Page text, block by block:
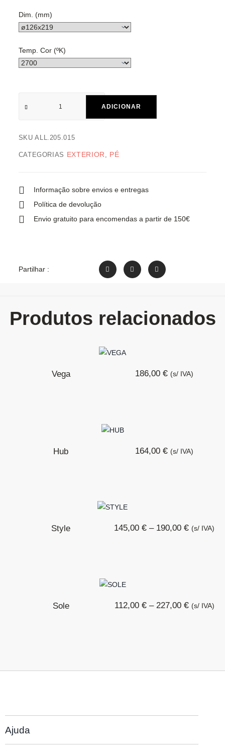
Dim. (mm)
Temp. Cor (ºK)
ADICIONAR
SKUALL.205.015
CATEGORIAS EXTERIOR , PÉ
Informação sobre envios e entregas
Política de devolução
Envio gratuito para encomendas a partir de 150€
Partilhar :
Produtos relacionados
Vega 186,00 € (s/ IVA)
Hub 164,00 € (s/ IVA)
Style 145,00 € – 190,00 € (s/ IVA)
Sole 112,00 € – 227,00 € (s/ IVA)
Ajuda